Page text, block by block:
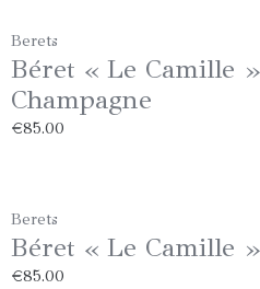
Berets
Béret « Le Camille
Champagne
€85.00
Berets
Béret « Le Camille
€85.00